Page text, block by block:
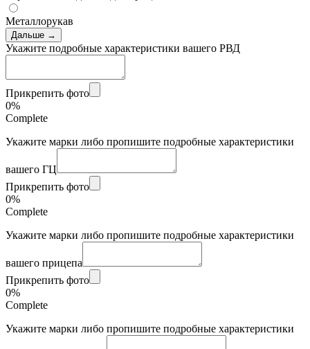
Металлорукав
Дальше →
Укажите подробные характеристики вашего РВД
Прикрепить фото
0%
Complete
Укажите марки либо пропишите подробные характеристики
вашего ГЦ
Прикрепить фото
0%
Complete
Укажите марки либо пропишите подробные характеристики
вашего прицепа
Прикрепить фото
0%
Complete
Укажите марки либо пропишите подробные характеристики